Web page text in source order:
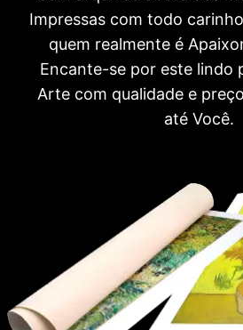
Impressas com todo
quem realmente é
Encante-se por este lindo
Arte com qualidade e
até Você.